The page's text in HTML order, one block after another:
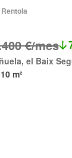
€/mes
el Baix
m²